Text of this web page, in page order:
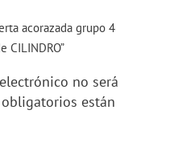
acorazada grupo 4
CILINDRO”
no será
están